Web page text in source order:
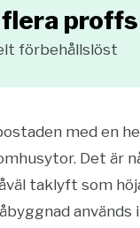
proffs
förbehållslöst
med en
Det är
taklyft som